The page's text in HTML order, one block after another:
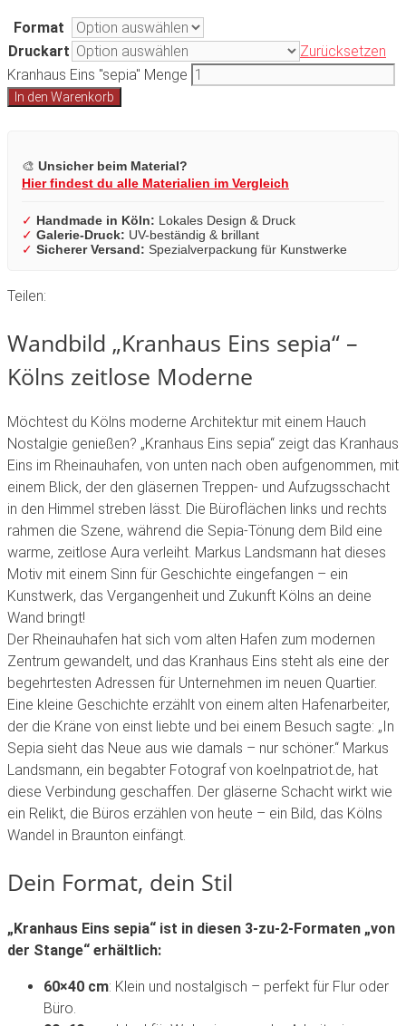
Format
Druckart
Zurücksetzen
Kranhaus Eins "sepia" Menge
In den Warenkorb
🎨 Unsicher beim Material?
Hier findest du alle Materialien im Vergleich
✓ Handmade in Köln: Lokales Design & Druck
✓ Galerie-Druck: UV-beständig & brillant
✓ Sicherer Versand: Spezialverpackung für Kunstwerke
Teilen:
Wandbild „Kranhaus Eins sepia“ –
Kölns zeitlose Moderne
Möchtest du Kölns moderne Architektur mit einem Hauch
Nostalgie genießen? „Kranhaus Eins sepia“ zeigt das Kranhaus
Eins im Rheinauhafen, von unten nach oben aufgenommen, mit
einem Blick, der den gläsernen Treppen- und Aufzugsschacht
in den Himmel streben lässt. Die Büroflächen links und rechts
rahmen die Szene, während die Sepia-Tönung dem Bild eine
warme, zeitlose Aura verleiht. Markus Landsmann hat dieses
Motiv mit einem Sinn für Geschichte eingefangen – ein
Kunstwerk, das Vergangenheit und Zukunft Kölns an deine
Wand bringt!
Der Rheinauhafen hat sich vom alten Hafen zum modernen
Zentrum gewandelt, und das Kranhaus Eins steht als eine der
begehrtesten Adressen für Unternehmen im neuen Quartier.
Eine kleine Geschichte erzählt von einem alten Hafenarbeiter,
der die Kräne von einst liebte und bei einem Besuch sagte: „In
Sepia sieht das Neue aus wie damals – nur schöner.“ Markus
Landsmann, ein begabter Fotograf von koelnpatriot.de, hat
diese Verbindung geschaffen. Der gläserne Schacht wirkt wie
ein Relikt, die Büros erzählen von heute – ein Bild, das Kölns
Wandel in Braunton einfängt.
Dein Format, dein Stil
„Kranhaus Eins sepia“ ist in diesen 3-zu-2-Formaten „von
der Stange“ erhältlich:
60×40 cm: Klein und nostalgisch – perfekt für Flur oder
Büro.